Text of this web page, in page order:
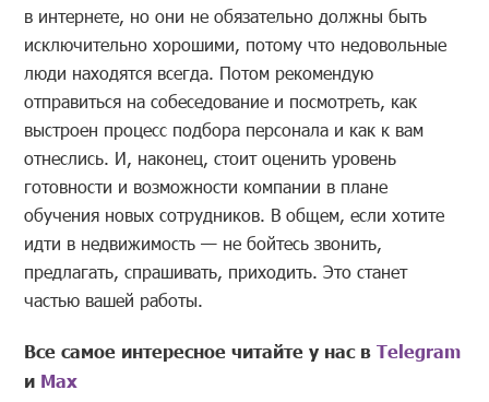
в интернете, но они не обязательно должны быть
исключительно хорошими, потому что недовольные
люди находятся всегда. Потом рекомендую
отправиться на собеседование и посмотреть, как
выстроен процесс подбора персонала и как к вам
отнеслись. И, наконец, стоит оценить уровень
готовности и возможности компании в плане
обучения новых сотрудников. В общем, если хотите
идти в недвижимость — не бойтесь звонить,
предлагать, спрашивать, приходить. Это станет
частью вашей работы.
Все самое интересное читайте у нас вTelegram
и Mах